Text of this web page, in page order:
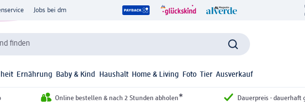
Jobs bei dm
finden
Ernährung Baby & Kind Haushalt Home & Living Foto Tier Ausverkauf
Online bestellen & nach 2 Stunden abholen* Dauerpreis - dauerhaft